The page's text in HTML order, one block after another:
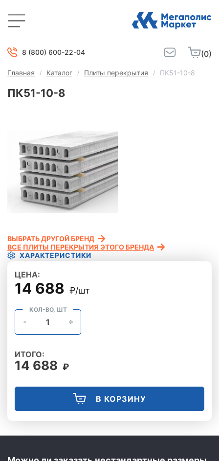
8 (800) 600-22-04 (0)
Главная Каталог Плиты перекрытия ПК51-10-8
ПК51-10-8
ХАРАКТЕРИСТИКИ
ВЫБРАТЬ ДРУГОЙ БРЕНД
ВСЕ ПЛИТЫ ПЕРЕКРЫТИЯ ЭТОГО БРЕНДА
ЦЕНА:
14 688 ₽/шт
КОЛ-ВО, ШТ
ИТОГО:
14 688 ₽
В КОРЗИНУ